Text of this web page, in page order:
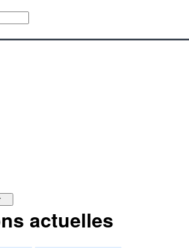
actuelles